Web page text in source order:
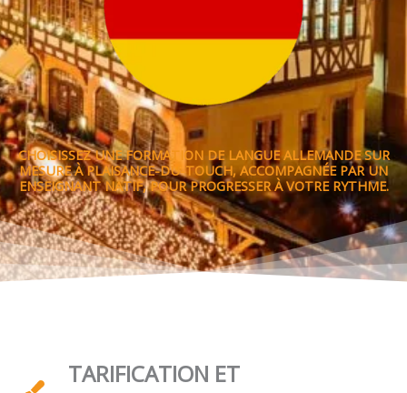
CHOISISSEZ UNE FORMATION DE LANGUE ALLEMANDE SUR
MESURE À PLAISANCE-DU-TOUCH, ACCOMPAGNÉE PAR UN
ENSEIGNANT NATIF, POUR PROGRESSER À VOTRE RYTHME.
TARIFICATION ET